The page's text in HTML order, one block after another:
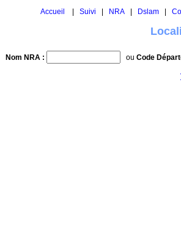
Accueil Suivi NRA Dslam
Nom NRA : ou Code